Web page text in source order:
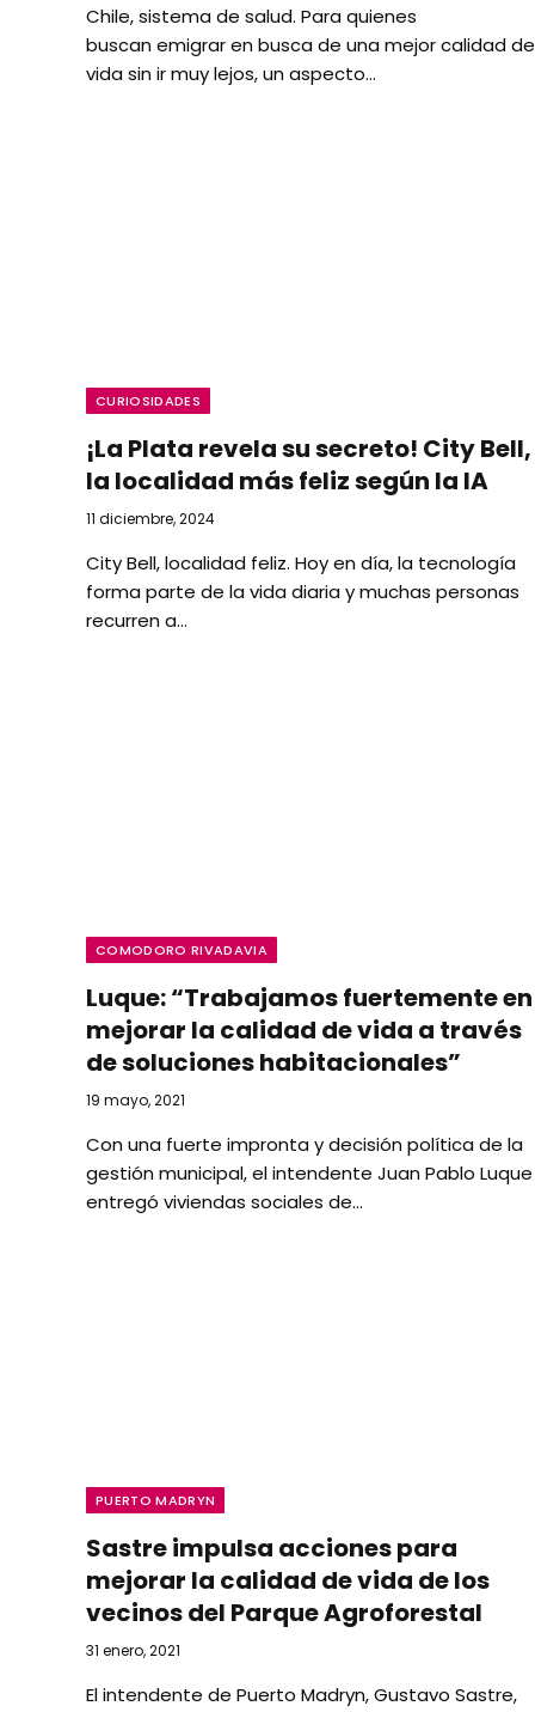
Chile, sistema de salud. Para quienes
buscan emigrar en busca de una mejor calidad de
vida sin ir muy lejos, un aspecto…
CURIOSIDADES
¡La Plata revela su secreto! City Bell,
la localidad más feliz según la IA
11 diciembre, 2024
City Bell, localidad feliz. Hoy en día, la tecnología
forma parte de la vida diaria y muchas personas
recurren a…
COMODORO RIVADAVIA
Luque: “Trabajamos fuertemente en
mejorar la calidad de vida a través
de soluciones habitacionales”
19 mayo, 2021
Con una fuerte impronta y decisión política de la
gestión municipal, el intendente Juan Pablo Luque
entregó viviendas sociales de…
PUERTO MADRYN
Sastre impulsa acciones para
mejorar la calidad de vida de los
vecinos del Parque Agroforestal
31 enero, 2021
El intendente de Puerto Madryn, Gustavo Sastre,